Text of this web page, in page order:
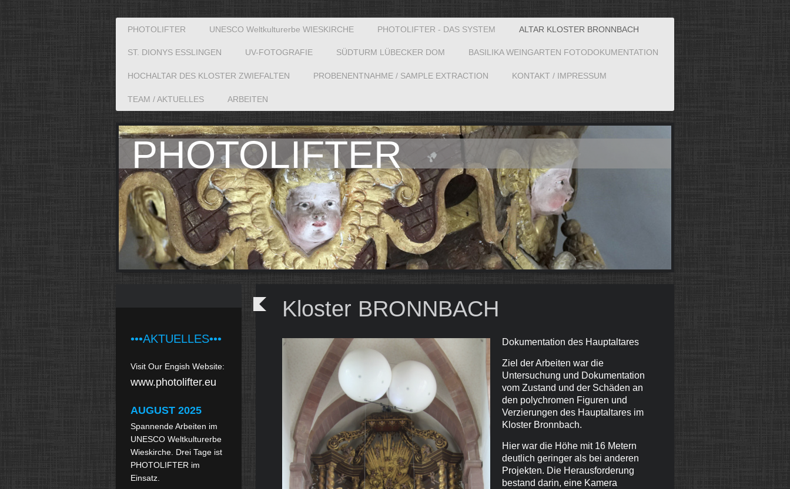
PHOTOLIFTER UNESCO Weltkulturerbe WIESKIRCHE PHOTOLIFTER - DAS SYSTEM ALTAR KLOSTER BRONNBACH
ST. DIONYS ESSLINGEN UV-FOTOGRAFIE SÜDTURM LÜBECKER DOM BASILIKA WEINGARTEN FOTODOKUMENTATION
HOCHALTAR DES KLOSTER ZWIEFALTEN PROBENENTNAHME / SAMPLE EXTRACTION KONTAKT / IMPRESSUM
TEAM / AKTUELLES ARBEITEN
PHOTOLIFTER
Kloster BRONNBACH
Dokumentation des Hauptaltares
Ziel der Arbeiten war die
Untersuchung und Dokumentation
vom Zustand und der Schäden an
den polychromen Figuren und
Verzierungen des Hauptaltares im
Kloster Bronnbach.
Hier war die Höhe mit 16 Metern
deutlich geringer als bei anderen
Projekten. Die Herausforderung
bestand darin, eine Kamera
•••AKTUELLES•••
Visit Our Engish Website:
www.photolifter.eu
AUGUST 2025
Spannende Arbeiten im
UNESCO Weltkulturerbe
Wieskirche. Drei Tage ist
PHOTOLIFTER im
Einsatz.